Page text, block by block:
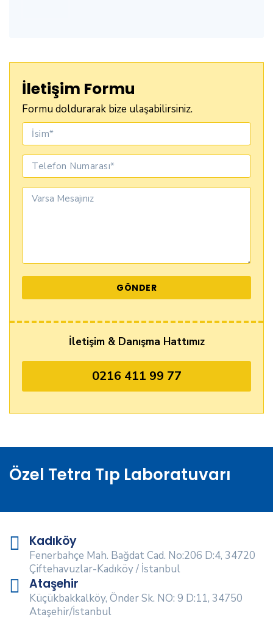
İletişim Formu
Formu doldurarak bize ulaşabilirsiniz.
İletişim & Danışma Hattımız
0216 411 99 77
Özel Tetra Tıp Laboratuvarı
Kadıköy
Fenerbahçe Mah. Bağdat Cad. No:206 D:4, 34720
Çiftehavuzlar-Kadıköy / İstanbul
Ataşehir
Küçükbakkalköy, Önder Sk. NO: 9 D:11, 34750
Ataşehir/İstanbul